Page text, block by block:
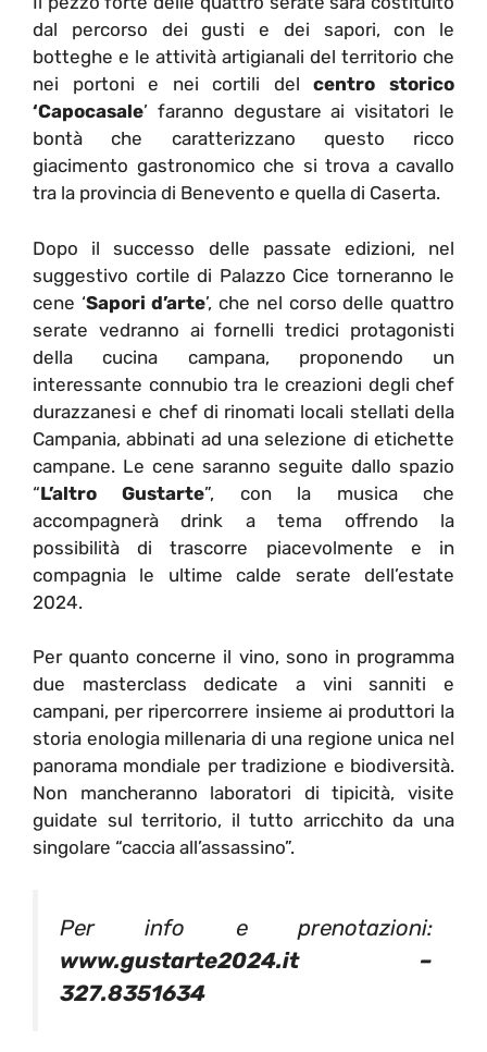
dal percorso dei gusti e dei sapori, con le
botteghe e le attività artigianali del territorio che
nei portoni e nei cortili delcentro storico
‘Capocasale’ faranno degustare ai visitatori le
bontà che caratterizzano questo ricco
giacimento gastronomico che si trova a cavallo
tra la provincia di Benevento e quella di Caserta.
Dopo il successo delle passate edizioni, nel
suggestivo cortile di Palazzo Cice torneranno le
cene ‘Sapori d’arte’, che nel corso delle quattro
serate vedranno ai fornelli tredici protagonisti
della cucina campana, proponendo un
interessante connubio tra le creazioni degli chef
durazzanesi e chef di rinomati locali stellati della
Campania, abbinati ad una selezione di etichette
campane. Le cene saranno seguite dallo spazio
“L’altro Gustarte”, con la musica che
accompagnerà drink a tema offrendo la
possibilità di trascorre piacevolmente e in
compagnia le ultime calde serate dell’estate
2024.
Per quanto concerne il vino, sono in programma
due masterclass dedicate a vini sanniti e
campani, per ripercorrere insieme ai produttori la
storia enologia millenaria di una regione unica nel
panorama mondiale per tradizione e biodiversità.
Non mancheranno laboratori di tipicità, visite
guidate sul territorio, il tutto arricchito da una
singolare “caccia all’assassino”.
Per info e prenotazioni:
www.gustarte2024.it –
327.8351634